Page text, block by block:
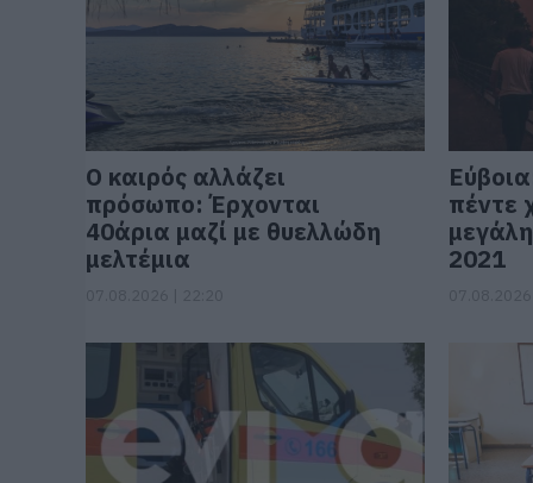
Ο καιρός αλλάζει
πρόσωπο: Έρχονται
40άρια μαζί με θυελλώδη
μελτέμια
πέντε
2021